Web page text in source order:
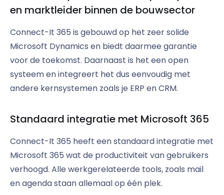
en marktleider binnen de bouwsector
Connect-It 365 is gebouwd op het zeer solide
Microsoft Dynamics en biedt daarmee garantie
voor de toekomst. Daarnaast is het een open
systeem en integreert het dus eenvoudig met
andere kernsystemen zoals je ERP en CRM.
Standaard integratie met Microsoft 365
Connect-It 365 heeft een standaard integratie met
Microsoft 365 wat de productiviteit van gebruikers
verhoogd. Alle werkgerelateerde tools, zoals mail
en agenda staan allemaal op één plek.